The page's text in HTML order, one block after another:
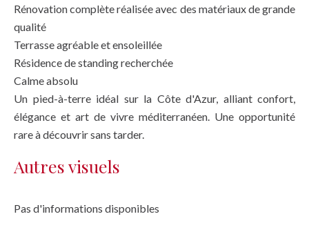
Rénovation complète réalisée avec des matériaux de grande
qualité
Terrasse agréable et ensoleillée
Résidence de standing recherchée
Calme absolu
Un pied-à-terre idéal sur la Côte d'Azur, alliant confort,
élégance et art de vivre méditerranéen. Une opportunité
rare à découvrir sans tarder.
Autres visuels
Pas d'informations disponibles